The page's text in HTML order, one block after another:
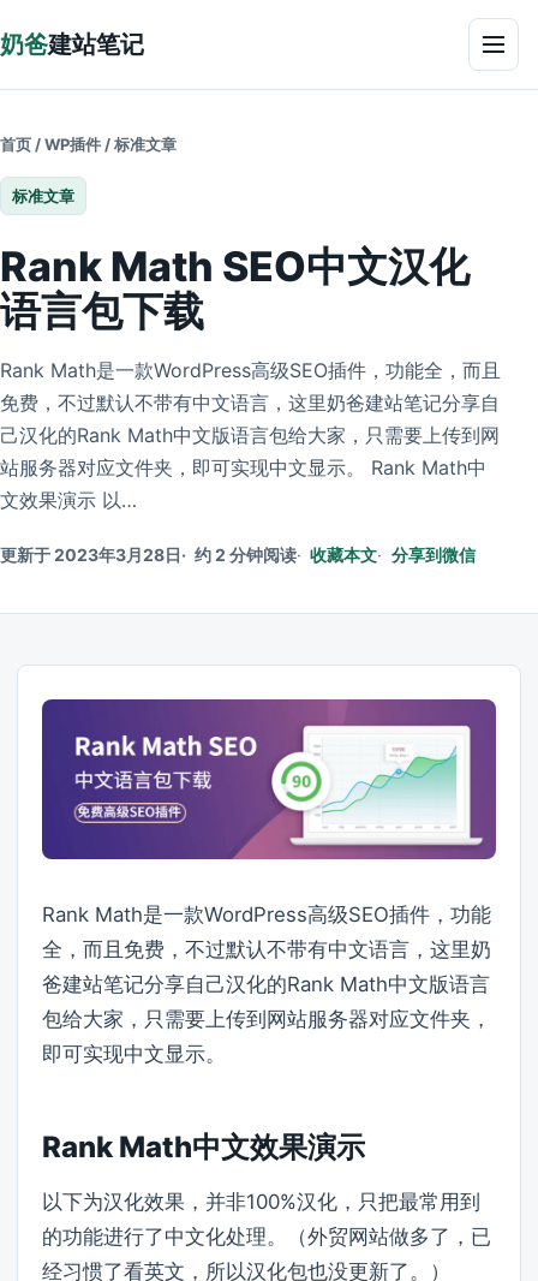
奶爸建站笔记 菜单
首页 /WP插件 /标准文章
标准文章
Rank Math SEO中文汉化
语言包下载
Rank Math是一款WordPress高级SEO插件，功能全，而且
免费，不过默认不带有中文语言，这里奶爸建站笔记分享自
己汉化的Rank Math中文版语言包给大家，只需要上传到网
站服务器对应文件夹，即可实现中文显示。 Rank Math中
文效果演示 以…
更新于 2023年3月28日 约 2 分钟阅读 收藏本文 分享到微信
Rank Math是一款WordPress高级SEO插件，功能
全，而且免费，不过默认不带有中文语言，这里奶
爸建站笔记分享自己汉化的Rank Math中文版语言
包给大家，只需要上传到网站服务器对应文件夹，
即可实现中文显示。
Rank Math中文效果演示
以下为汉化效果，并非100%汉化，只把最常用到
的功能进行了中文化处理。（外贸网站做多了，已
经习惯了看英文，所以汉化包也没更新了。）